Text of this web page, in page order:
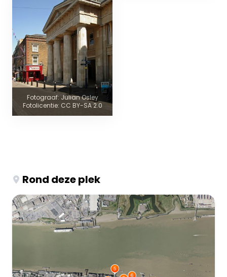
Fotograaf: Julian Osley
Fotolicentie: CC BY-SA 2.0
Rond deze plek